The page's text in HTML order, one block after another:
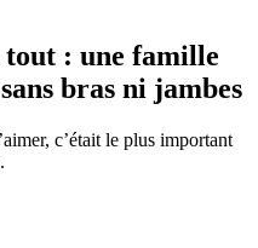
: une famille
bras ni jambes
c’était le plus important